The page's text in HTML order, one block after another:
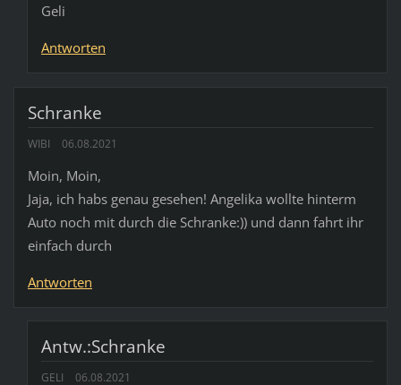
Geli
Antworten
Schranke
WIBI 06.08.2021
Moin, Moin,
Jaja, ich habs genau gesehen! Angelika wollte hinterm
Auto noch mit durch die Schranke:)) und dann fahrt ihr
einfach durch
Antworten
Antw.:Schranke
GELI 06.08.2021